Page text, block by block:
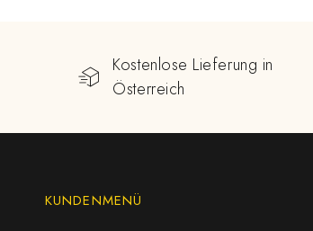
Kostenlose Lieferung in
Österreich
KUNDENMENÜ